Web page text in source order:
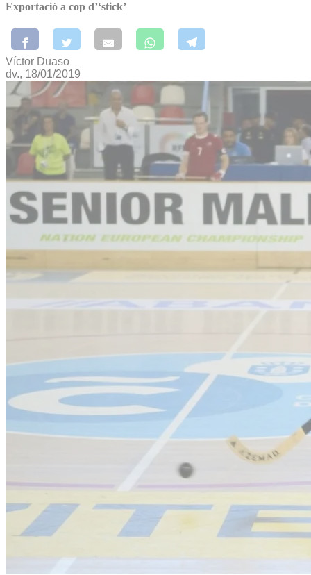
Exportació a cop d’‘stick’
Víctor Duaso
dv., 18/01/2019